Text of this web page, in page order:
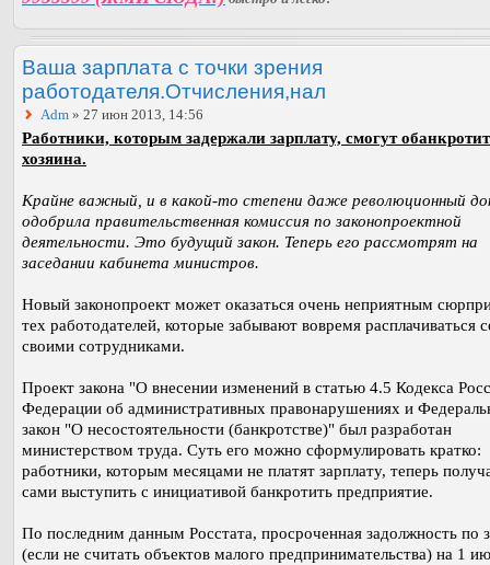
Ваша зарплата с точки зрения
работодателя.Отчисления,нал
Adm » 27 июн 2013, 14:56
Работники, которым задержали зарплату, смогут
хозяина.
Крайне важный, и в какой-то степени даже революционный
одобрила правительственная комиссия по законопроектной
деятельности. Это будущий закон. Теперь его рассмотрят на
заседании кабинета министров.
Новый законопроект может оказаться очень неприятным
тех работодателей, которые забывают вовремя расплачиваться
своими сотрудниками.
Проект закона "О внесении изменений в статью 4.5 Кодекса
Федерации об административных правонарушениях и
закон "О несостоятельности (банкротстве)" был разработан
министерством труда. Суть его можно сформулировать кратко:
работники, которым месяцами не платят зарплату, теперь
сами выступить с инициативой банкротить предприятие.
По последним данным Росстата, просроченная задолжность по
(если не считать объектов малого предпринимательства) на 1